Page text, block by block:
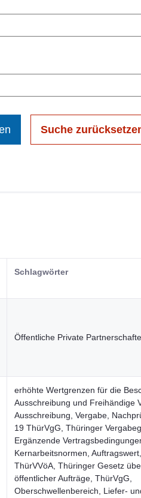
Suche
Schlagwörter
Öffentliche Private
erhöhte Wertgrenzen für die
Ausschreibung und Freihändige
Ausschreibung, Vergabe,
19 ThürVgG, Thüringer
Ergänzende
Kernarbeitsnormen,
ThürVVöA, Thüringer Gesetz
öffentlicher Aufträge, ThürVgG,
Oberschwellenbereich, Liefer-